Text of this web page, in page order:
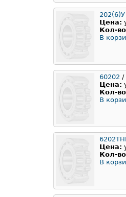
202(6)У
Цена:
Кол-
В
60202 /
Цена:
Кол-
В
Цена:
Кол-
В